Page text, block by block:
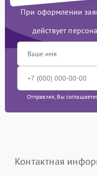
При оформлении
действует
Отправляя, Вы
Контактная